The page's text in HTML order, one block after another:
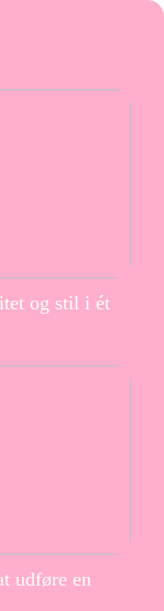
og stil i ét
udføre en